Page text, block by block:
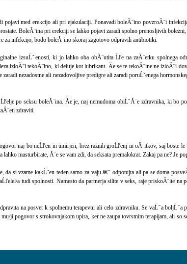
pojavi med erekcijo ali pri ejakulaciji. Ponavadi boleĂ¨ino povzroĂ¨i
BoleĂ¨ina pri erekciji se lahko pojavi zaradi spolno prenosljivih bolezni,
za infekcijo, bodo boleĂ¨ino skoraj zagotovo odpravili antibiotiki.
izsuĹˇenosti, ki jo lahko oba obĂ¨utita Ĺľe na zaĂ¨etku spolnega
izloĂ¨i tekoĂ¨ino, ki deluje kot lubrikant. Ăe se te tekoĂ¨ine ne izloĂ¨i
nezadostne ali nezadovoljive predigre ali zaradi poruĹˇenega
po seksu boleĂ¨ina. Ăe je, naj nemudoma obiĹˇĂ¨e zdravnika, ki bo
zdraviti.
naj bo neĹľen in umirjen, brez raznih groĹľenj in oĂ¨itkov, saj
masturbirate, Ă¨e se vam zdi, da seksata premalokrat. Zakaj pa ne? Je
da si vzame kakĹˇen teden samo za vaju â€“ odpotujta ali pa se doma
a tudi spolnosti. Namesto da partnerja silite v seks, raje priskoĂ¨ite
na posvet k spolnemu terapevtu ali celo zdravniku. Se vaĹˇa
ji pogovor s strokovnjakom upira, ker ne zaupa tovrstnim terapijam, ali